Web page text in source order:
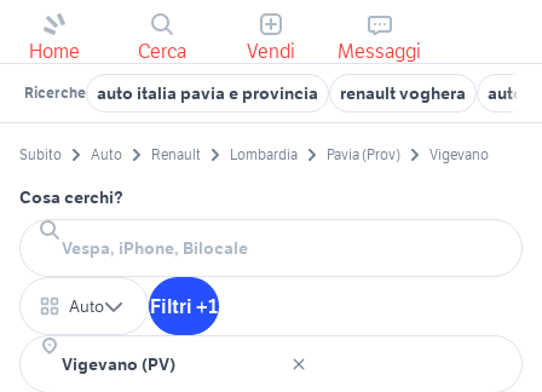
Home Cerca Vendi Messaggi
Ricerche auto italia pavia e provincia renault voghera auto
Subito Auto Renault Lombardia Pavia (Prov) Vigevano
Cosa cerchi?
Auto Filtri +1